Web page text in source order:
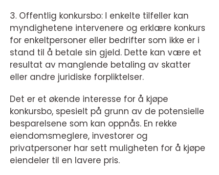
3. Offentlig konkursbo: I enkelte tilfeller kan
myndighetene intervenere og erklære konkurs
for enkeltpersoner eller bedrifter som ikke er i
stand til å betale sin gjeld. Dette kan være et
resultat av manglende betaling av skatter
eller andre juridiske forpliktelser.
Det er et økende interesse for å kjøpe
konkursbo, spesielt på grunn av de potensielle
besparelsene som kan oppnås. En rekke
eiendomsmeglere, investorer og
privatpersoner har sett muligheten for å kjøpe
eiendeler til en lavere pris.